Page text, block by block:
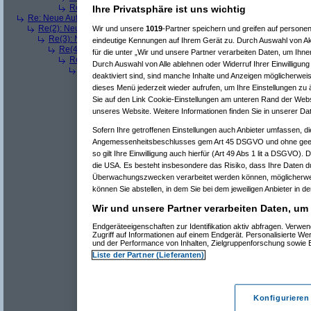
Re(5): Neue Auflösung: 5120x1600( dizoam 11.07.2006,
Re: Neue Auflösung: 5120x1600
Re(2): Neue Auflösung: 5120x1600(Pervasiveam 11.07.2006,
Re(3): Neue Auflösung: 5120x1600 (teletham 11.07.2006, 13:49:42)
Re(4): Neue Auflösung: 5120x1600(Pervasiveam 11.07.2006,
Re(5): Neue Auflösung: 5120x1600
dizoam 11.07.2006,
am
Re(7): Neue Auflösung: 5120x1600(dizoam 11.07.2006,
Re(8): Neue Auflösung: 5120x1600(Pervasiveam
Re(9): Neue Auflösung: 5120x1600(dizoam
Re(10): Neue Auflösung: 5120x1600(Pervasive
^ Forum Hardware-Allgemein #3519682
Re(11): Neue Auflösung: 5120x1600
Und wieso dann Trackball? Des is ja eigentlich
Ihre Privatsphäre ist uns wichtig
Wir und unsere 1019-Partner speichern und greifen auf
eindeutige Kennungen auf Ihrem Gerät zu. Durch Auswahl von
für die unter „Wir und unsere Partner verarbeiten Daten, um
Durch Auswahl von Alle ablehnen oder Widerruf Ihrer
deaktiviert sind, sind manche Inhalte und Anzeigen
dieses Menü jederzeit wieder aufrufen, um Ihre Einstellungen
Sie auf den Link Cookie-Einstellungen am unteren Rand der
unseres Website. Weitere Informationen finden Sie in unserer
Sofern Ihre getroffenen Einstellungen auch Anbieter umfassen,
Angemessenheitsbeschlusses gem Art 45 DSGVO und ohne
so gilt Ihre Einwilligung auch hierfür (Art 49 Abs 1 lit a DSGVO).
die USA. Es besteht insbesondere das Risiko, dass Ihre Daten
Überwachungszwecken verarbeitet werden können,
können Sie abstellen, in dem Sie bei dem jeweiligen Anbieter in
Wir und unsere Partner verarbeiten Daten,
Endgeräteeigenschaften zur Identifikation aktiv abfragen.
Zugriff auf Informationen auf einem Endgerät. Personalisierte
und der Performance von Inhalten, Zielgruppenforschung sowie
Liste der Partner (Lieferanten)
Konfigurieren